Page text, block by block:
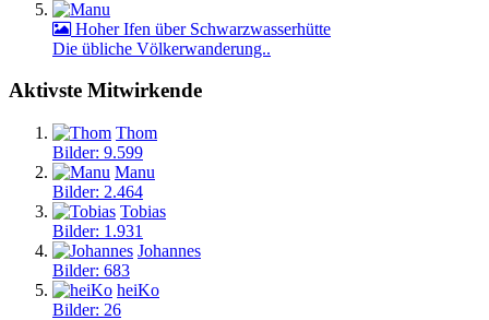
Hoher Ifen über Schwarzwasserhütte
Die übliche Völkerwanderung..
Aktivste Mitwirkende
Thom
Bilder: 9.599
Manu
Bilder: 2.464
Tobias
Bilder: 1.931
Johannes
Bilder: 683
heiKo
Bilder: 26